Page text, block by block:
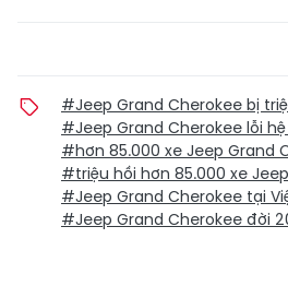
#Jeep Grand Cherokee bị
#Jeep Grand Cherokee lỗi
#hơn 85.000 xe Jeep Grand
#triệu hồi hơn 85.000 xe
#Jeep Grand Cherokee tại
#Jeep Grand Cherokee đời